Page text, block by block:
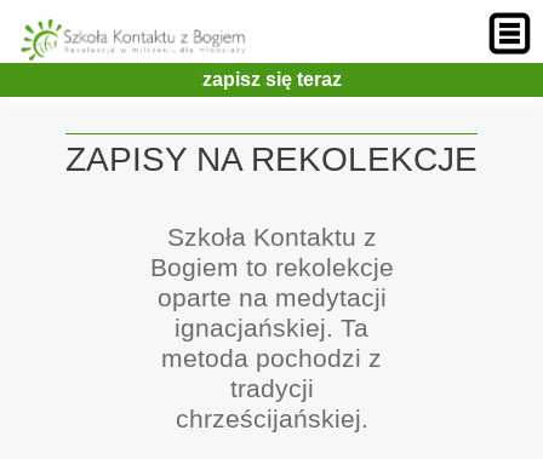
zapisz się teraz
ZAPISY NA REKOLEKCJE
Szkoła Kontaktu z
Bogiem to rekolekcje
oparte na medytacji
ignacjańskiej. Ta
metoda pochodzi z
tradycji
chrześcijańskiej.